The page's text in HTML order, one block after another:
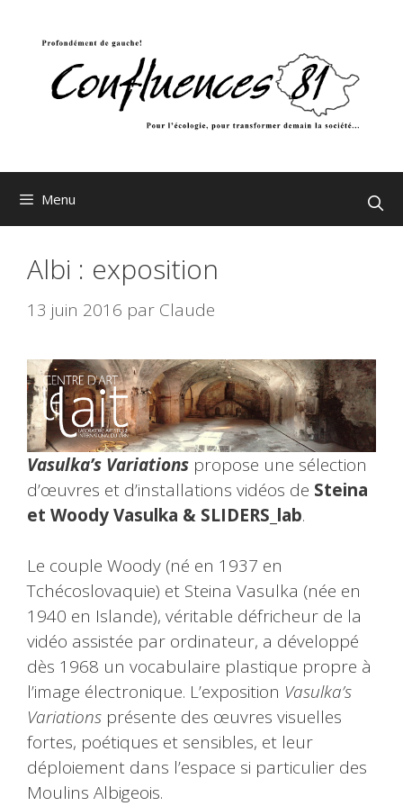
Menu
Albi : exposition
13 juin 2016 par Claude
Vasulka’s Variations propose une sélection
d’œuvres et d’installations vidéos de Steina
et Woody Vasulka & SLIDERS_lab.
Le couple Woody (né en 1937 en
Tchécoslovaquie) et Steina Vasulka (née en
1940 en Islande), véritable défricheur de la
vidéo assistée par ordinateur, a développé
dès 1968 un vocabulaire plastique propre à
l’image électronique. L’exposition Vasulka’s
Variations présente des œuvres visuelles
fortes, poétiques et sensibles, et leur
déploiement dans l’espace si particulier des
Moulins Albigeois.